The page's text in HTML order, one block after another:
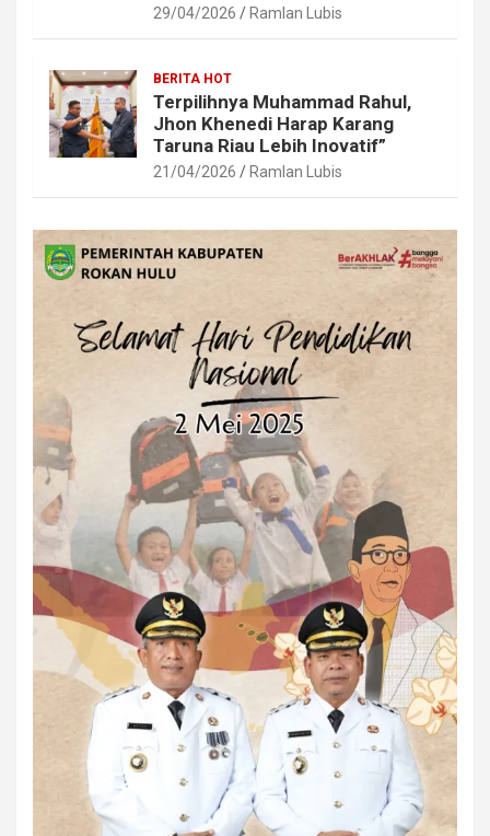
29/04/2026 Ramlan Lubis
BERITA HOT
Terpilihnya Muhammad Rahul,
Jhon Khenedi Harap Karang
Taruna Riau Lebih Inovatif”
21/04/2026 Ramlan Lubis